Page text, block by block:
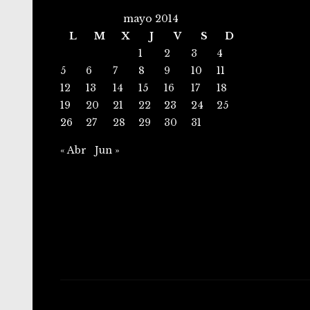
mayo 2014
L
M X J V S
D
1
2 3
4
5
6 7 8 9 10
11
12
13 14 15 16 17
18
19
20 21 22 23 24
25
26
27 28 29 30 31
« Abr Jun »